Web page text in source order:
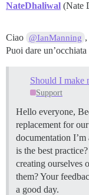
NateDhaliwal (Nate
Ciao @IanManning
Puoi dare
Should I make
Support
Hello everyone,
replacement for
documentation
is the best
creating ourselves
them? Your
a good day.